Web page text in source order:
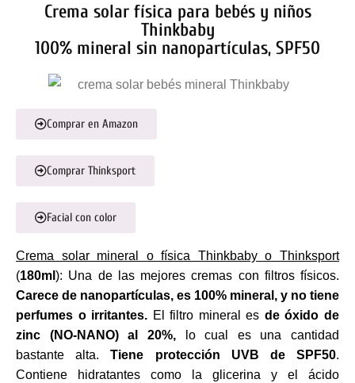
Crema solar física para bebés y niños
Thinkbaby
100% mineral sin nanopartículas, SPF50
Comprar en Amazon
Comprar Thinksport
Facial con color
Crema solar mineral o física Thinkbaby o Thinksport
(180ml ): Una de las mejores cremas con filtros físicos.
Carece de nanopartículas, es 100% mineral, y no tiene
perfumes o irritantes. El filtro mineral es de óxido de
zinc (NO-NANO) al 20%,
lo cual es una cantidad
bastante alta. Tiene protección UVB de SPF50.
Contiene hidratantes como la glicerina y el ácido